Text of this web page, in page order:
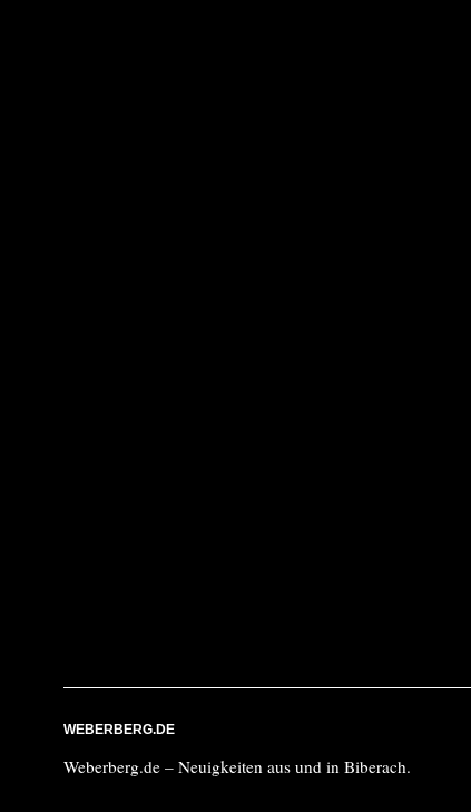
WEBERBERG.DE
Weberberg.de – Neuigkeiten aus und in Biberach.